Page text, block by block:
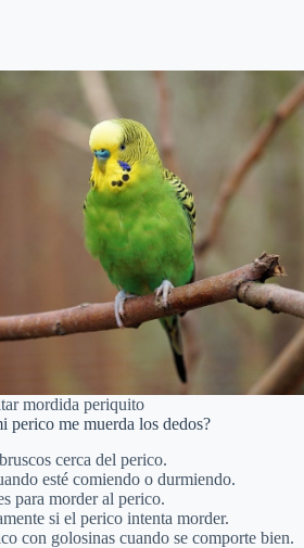
mordida periquito
perico me muerda los dedos?
cerca del perico.
esté comiendo o durmiendo.
para morder al perico.
si el perico intenta morder.
con golosinas cuando se comporte bien.